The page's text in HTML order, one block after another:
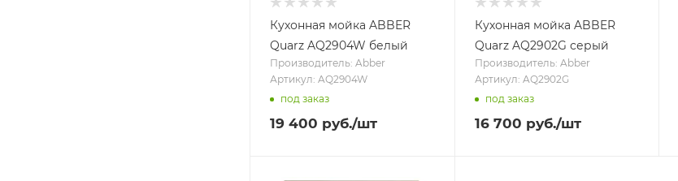
Кухонная мойка ABBER
Quarz AQ2904W белый
Производитель: Abber
Артикул: AQ2904W
под заказ
19 400 руб./шт
Кухонная мойка ABBER
Quarz AQ2902G серый
Производитель: Abber
Артикул: AQ2902G
под заказ
16 700 руб./шт